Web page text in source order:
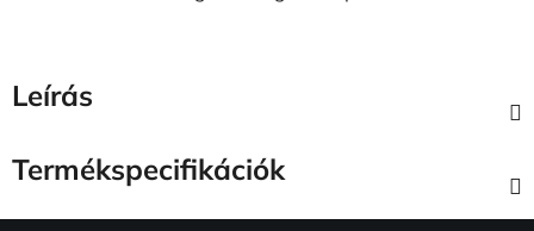
Leírás
Termékspecifikációk